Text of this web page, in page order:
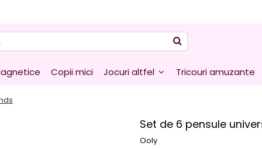
Copii mici Jocuri altfel Tricouri amuzante
Set de 6 pensule
Ooly